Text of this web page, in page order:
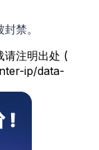
禁。
请注明出处 (
ip/data-